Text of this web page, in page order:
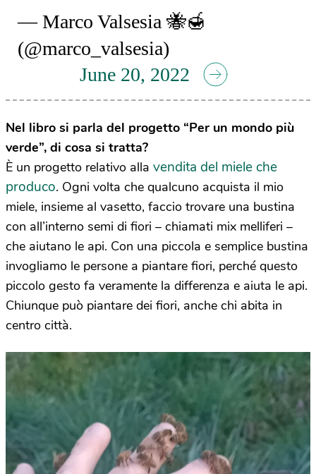
— Marco Valsesia 🐝🍯
(@marco_valsesia)
June 20, 2022
Nel libro si parla del progetto “Per un mondo più
verde”, di cosa si tratta?
È un progetto relativo alla vendita del miele che
produco. Ogni volta che qualcuno acquista il mio
miele, insieme al vasetto, faccio trovare una bustina
con all’interno semi di fiori – chiamati mix melliferi –
che aiutano le api. Con una piccola e semplice bustina
invogliamo le persone a piantare fiori, perché questo
piccolo gesto fa veramente la differenza e aiuta le api.
Chiunque può piantare dei fiori, anche chi abita in
centro città.